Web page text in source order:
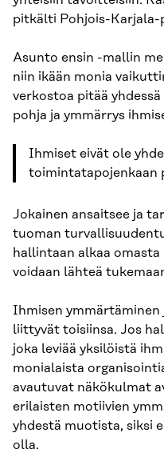
pitkälti Pohjois-Karjala-
Asunto ensin -mallin
niin ikään monia
verkostoa pitää
pohja ja ymmärrys
Ihmiset eivät ole
toimintatapojenkaan
Jokainen ansaitsee ja
tuoman
hallintaan alkaa
voidaan lähteä
Ihmisen
liittyvät toisiinsa. Jos
joka leviää yksilöistä
monialaista
avautuvat näkökulmat
erilaisten motiivien
yhdestä muotista, siksi
olla.